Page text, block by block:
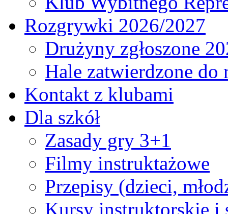
Rozgrywki 2026/2027
Drużyny zgłoszone
Hale zatwierdzone
Kontakt z klubami
Dla szkół
Zasady gry 3+1
Filmy instruktażowe
Przepisy (dzieci,
Kursy instruktorskie i